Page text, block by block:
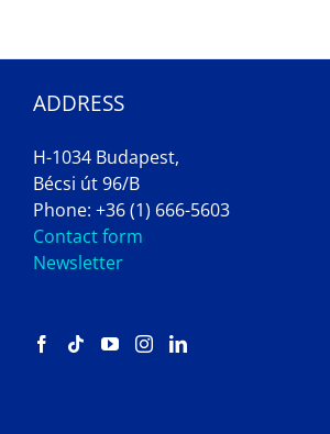
ADDRESS
H-1034 Budapest,
Bécsi út 96/B
Phone: +36 (1) 666-5603
Contact form
Newsletter